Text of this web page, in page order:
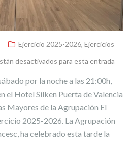
Ejercicio 2025-2026, Ejercicios
desactivados para esta entrada
por la noche a las 21:00h,
el Hotel Silken Puerta de Valencia
Mayores de la Agrupación El
2025-2026. La Agrupación
ha celebrado esta tarde la